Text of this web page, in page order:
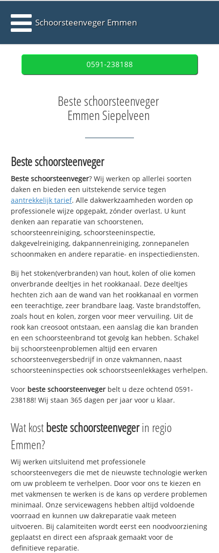
Schoorsteenveger Emmen
0591-238188
Beste schoorsteenveger
Emmen Siepelveen
Beste schoorsteenveger
Beste schoorsteenveger? Wij werken op allerlei soorten
daken en bieden een uitstekende service tegen
aantrekkelijk tarief. Alle dakwerkzaamheden worden op
professionele wijze opgepakt, zónder overlast. U kunt
denken aan reparatie van schoorstenen,
schoorsteenreiniging, schoorsteeninspectie,
dakgevelreiniging, dakpannenreiniging, zonnepanelen
schoonmaken en andere reparatie- en inspectiediensten.
Bij het stoken(verbranden) van hout, kolen of olie komen
onverbrande deeltjes in het rookkanaal. Deze deeltjes
hechten zich aan de wand van het rookkanaal en vormen
een teerachtige, zeer brandbare laag. Vaste brandstoffen,
zoals hout en kolen, zorgen voor meer vervuiling. Uit de
rook kan creosoot ontstaan, een aanslag die kan branden
en een schoorsteenbrand tot gevolg kan hebben. Schakel
bij schoorsteenproblemen altijd een ervaren
schoorsteenvegersbedrijf in onze vakmannen, naast
schoorsteeninspecties ook schoorstseenlekkages verhelpen.
Voor beste schoorsteenveger belt u deze ochtend 0591-
238188! Wij staan 365 dagen per jaar voor u klaar.
Wat kostbeste schoorsteenvegerin regio
Emmen?
Wij werken uitsluitend met professionele
schoorsteenvegers die met de nieuwste technologie werken
om uw probleem te verhelpen. Door voor ons te kiezen en
met vakmensen te werken is de kans op verdere problemen
minimaal. Onze servicewagens hebben altijd voldoende
voorraad en kunnen uw dakreparatie vaak meteen
uitvoeren. Bij calamiteiten wordt eerst een noodvoorziening
geplaatst en direct een afspraak gemaakt voor de
definitieve reparatie.